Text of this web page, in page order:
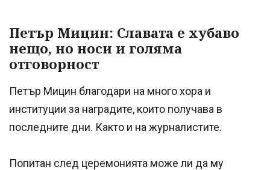
Петър Мицин: Славата е хубаво
нещо, но носи и голяма
отговорност
Петър Мицин благодари на много хора и
институции за наградите, които получава в
последните дни. Както и на журналистите.
Попитан след церемонията може ли да му